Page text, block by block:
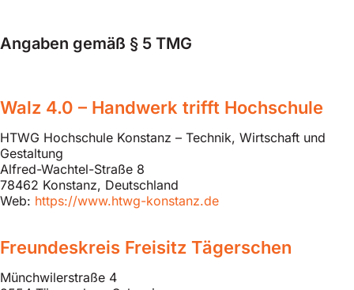
Angaben gemäß § 5 TMG
Walz 4.0 – Handwerk trifft Hochschule
HTWG Hochschule Konstanz – Technik, Wirtschaft und
Gestaltung
Alfred-Wachtel-Straße 8
78462 Konstanz, Deutschland
Web: https://www.htwg-konstanz.de
Freundeskreis Freisitz Tägerschen
Münchwilerstraße 4